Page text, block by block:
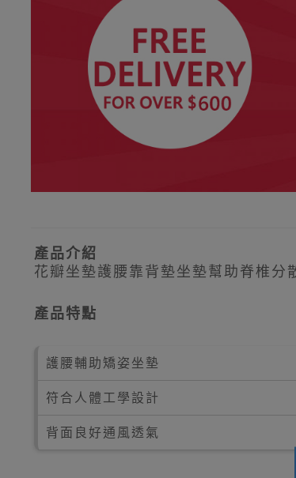
產品介紹
花瓣坐墊護腰靠背墊坐墊幫助脊椎分
產品特點
護腰輔助矯姿坐墊
符合人體工學設計
背面良好通風透氣